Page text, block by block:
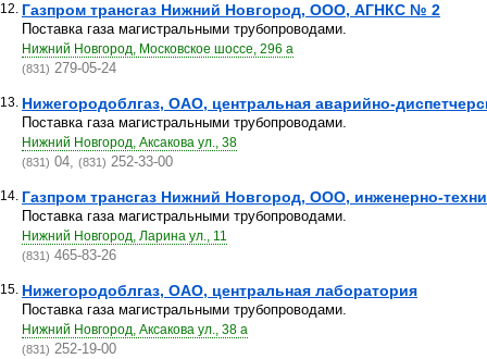
12. Газпром трансгаз Нижний Новгород, ООО, АГНКС № 2
Поставка газа магистральными трубопроводами.
Нижний Новгород, Московское шоссе, 296 а
(831) 279-05-24
13. Нижегородоблгаз, ОАО, центральная аварийно-
Поставка газа магистральными трубопроводами.
Нижний Новгород, Аксакова ул., 38
(831) 04, (831) 252-33-00
14. Газпром трансгаз Нижний Новгород, ООО, инженерно-
Поставка газа магистральными трубопроводами.
Нижний Новгород, Ларина ул., 11
(831) 465-83-26
15. Нижегородоблгаз, ОАО, центральная лаборатория
Поставка газа магистральными трубопроводами.
Нижний Новгород, Аксакова ул., 38 а
(831) 252-19-00